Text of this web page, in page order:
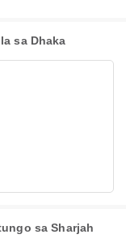
sa Dhaka
sa Sharjah